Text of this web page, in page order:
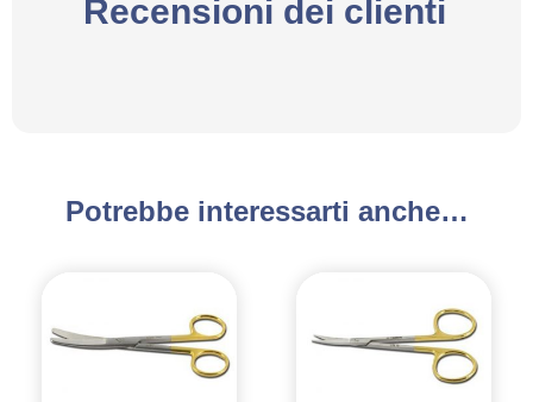
Recensioni dei clienti
Potrebbe interessarti anche…